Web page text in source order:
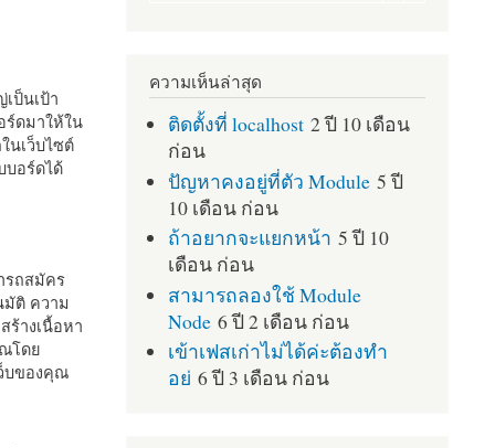
ป็นเป้า
ร์ดมาให้ใน
นเว็บไซต์
บอร์ดได้
รถสมัคร
มัติ ความ
ร้างเนื้อหา
ณโดย
บของคุณ
ความเห็นล่าสุด
ติดตั้งที่ localhost 2 ปี 10 เดือน
ก่อน
ปัญหาคงอยู่ที่ตัว Module 5 ปี
10 เดือน ก่อน
ถ้าอยากจะแยกหน้า 5 ปี 10
เดือน ก่อน
สามารถลองใช้ Module
Node 6 ปี 2 เดือน ก่อน
เข้าเฟสเก่าไม่ได้ค่ะต้องทำ
อย่ 6 ปี 3 เดือน ก่อน